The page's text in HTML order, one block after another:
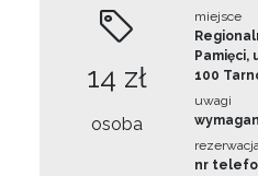
14 zł
osoba
miejsce
Pamięci,
100
uwagi
nr